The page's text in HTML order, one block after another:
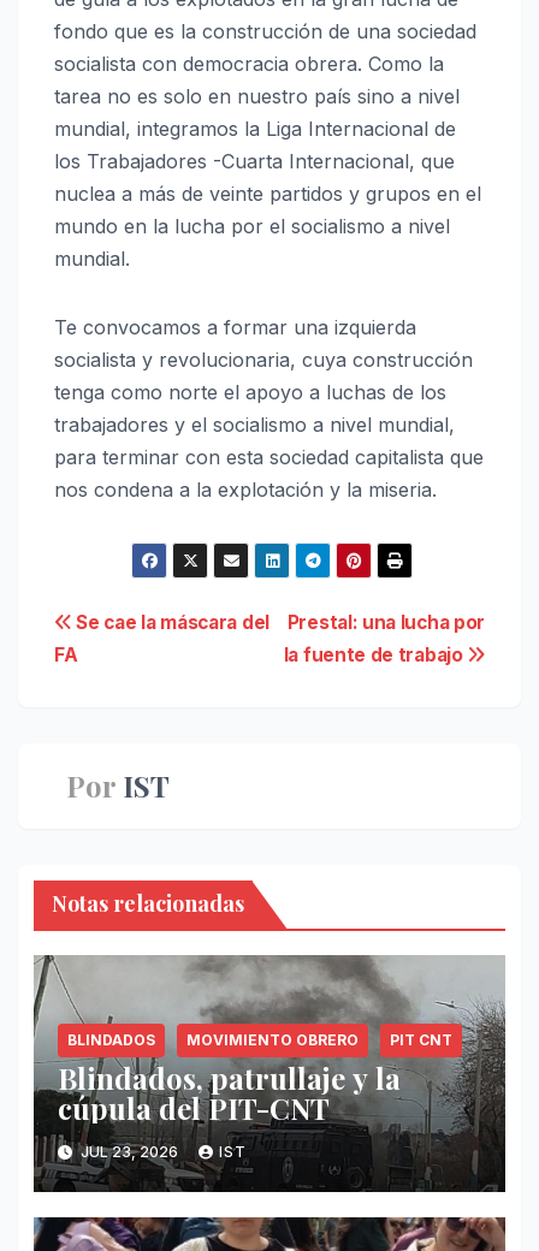
fondo que es la construcción de una sociedad
socialista con democracia obrera. Como la
tarea no es solo en nuestro país sino a nivel
mundial, integramos la Liga Internacional de
los Trabajadores -Cuarta Internacional, que
nuclea a más de veinte partidos y grupos en el
mundo en la lucha por el socialismo a nivel
mundial.
Te convocamos a formar una izquierda
socialista y revolucionaria, cuya construcción
tenga como norte el apoyo a luchas de los
trabajadores y el socialismo a nivel mundial,
para terminar con esta sociedad capitalista que
nos condena a la explotación y la miseria.
Navegación
de
Prestal: una lucha por
la fuente de trabajo
Se cae la máscara del
FA
Por IST
Notas relacionadas
BLINDADOS MOVIMIENTO OBRERO PIT CNT
Blindados, patrullaje y la
cúpula del PIT-CNT
JUL 23, 2026 IST